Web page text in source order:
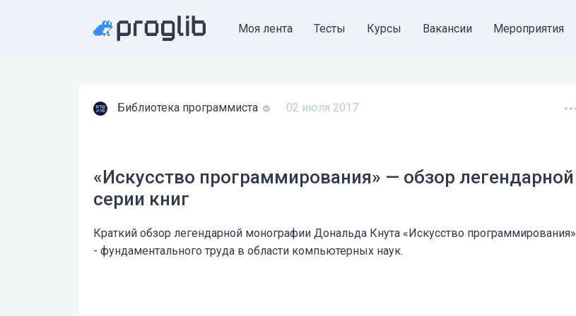
Моя лента Тесты Курсы Вакансии Мероприятия
Библиотека программиста 02 июля 2017
«Искусство программирования» — обзор легендарной
серии книг
Краткий обзор легендарной монографии Дональда Кнута «Искусство программирования»
- фундаментального труда в области компьютерных наук.